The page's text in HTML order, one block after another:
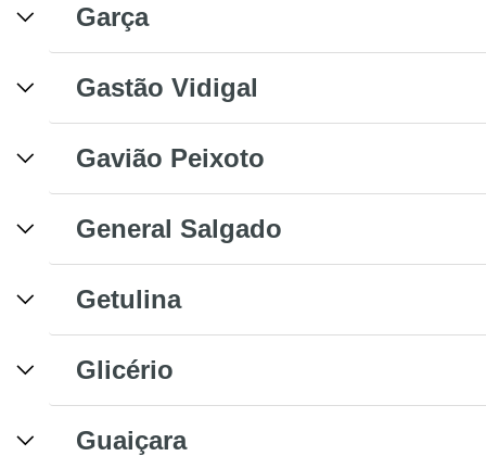
Garça
Gastão Vidigal
Gavião Peixoto
General Salgado
Getulina
Glicério
Guaiçara